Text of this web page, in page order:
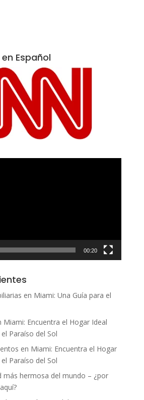
Español
00:20
en Miami: Una Guía para el
Miami: Encuentra el Hogar Ideal
Paraíso del Sol
en Miami: Encuentra el Hogar
Paraíso del Sol
más hermosa del mundo – ¿por